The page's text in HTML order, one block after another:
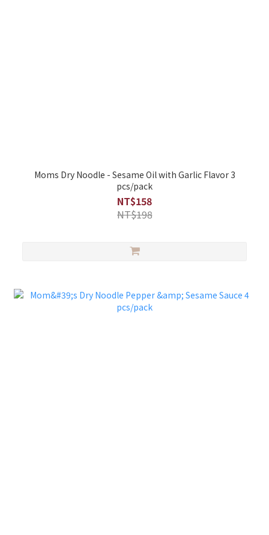
Moms Dry Noodle - Sesame Oil with Garlic Flavor 3
pcs/pack
NT$158
NT$198